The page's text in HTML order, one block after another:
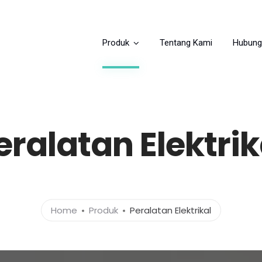
Produk Tentang Kami
Home Produk Peralatan Elektrikal